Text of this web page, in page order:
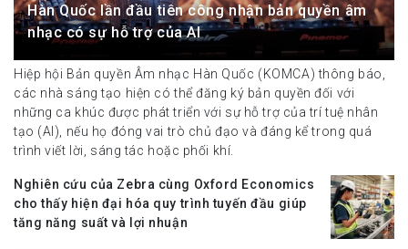
Hàn Quốc lần đầu tiên công nhận bản quyền âm
nhạc có sự hỗ trợ của AI
Hiệp hội Bản quyền Âm nhạc Hàn Quốc (KOMCA) thông báo,
các nhà sáng tạo hiện có thể đăng ký bản quyền đối với
những ca khúc được phát triển với sự hỗ trợ của trí tuệ nhân
tạo (AI), nếu họ đóng vai trò chủ đạo và đáng kể trong quá
trình viết lời, sáng tác hoặc phối khí.
Nghiên cứu của Zebra cùng Oxford Economics
cho thấy hiện đại hóa quy trình tuyến đầu giúp
tăng năng suất và lợi nhuận